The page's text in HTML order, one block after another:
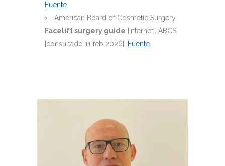
Fuente
American Board of Cosmetic Surgery.
Facelift surgery guide [Internet]. ABCS
[consultado 11 feb 2026].
Fuente